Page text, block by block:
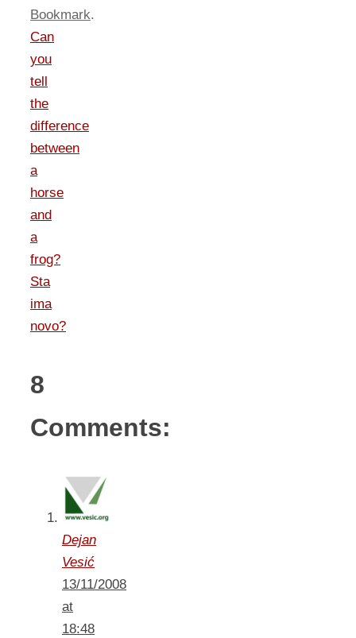
Bookmark.
Can
you
tell
the
difference
between
a
horse
and
a
frog?
Sta
ima
novo?
8
Comments:
Dejan
Vesić
13/11/2008
at
18:48